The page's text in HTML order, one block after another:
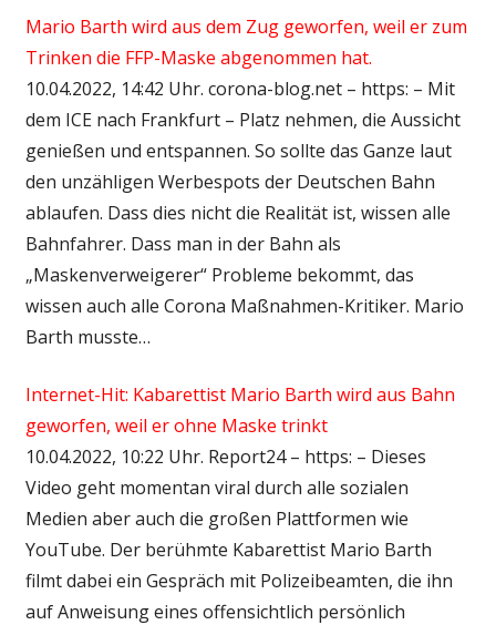
Mario Barth wird aus dem Zug geworfen, weil er zum
Trinken die FFP-Maske abgenommen hat.
10.04.2022, 14:42 Uhr. corona-blog.net – https: – Mit
dem ICE nach Frankfurt – Platz nehmen, die Aussicht
genießen und entspannen. So sollte das Ganze laut
den unzähligen Werbespots der Deutschen Bahn
ablaufen. Dass dies nicht die Realität ist, wissen alle
Bahnfahrer. Dass man in der Bahn als
„Maskenverweigerer“ Probleme bekommt, das
wissen auch alle Corona Maßnahmen-Kritiker. Mario
Barth musste…
Internet-Hit: Kabarettist Mario Barth wird aus Bahn
geworfen, weil er ohne Maske trinkt
10.04.2022, 10:22 Uhr. Report24 – https: – Dieses
Video geht momentan viral durch alle sozialen
Medien aber auch die großen Plattformen wie
YouTube. Der berühmte Kabarettist Mario Barth
filmt dabei ein Gespräch mit Polizeibeamten, die ihn
auf Anweisung eines offensichtlich persönlich